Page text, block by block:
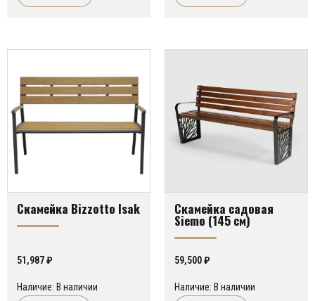
Скамейка Bizzotto Isak
51,987₽
Наличие: В наличии
Скамейка садовая
Siemo (145 см)
59,500₽
Наличие: В наличии